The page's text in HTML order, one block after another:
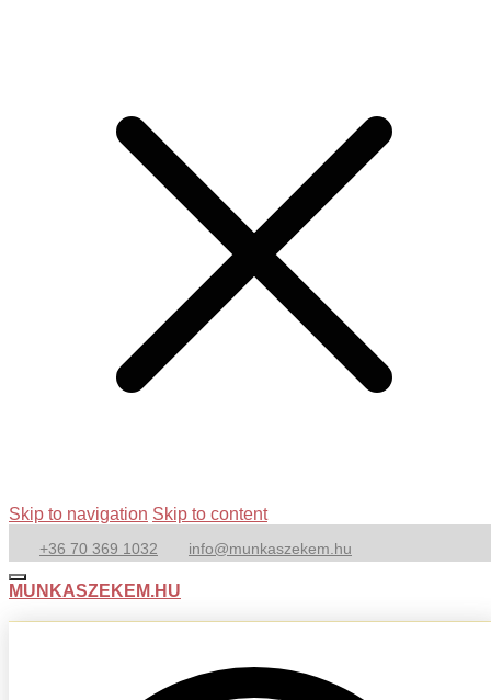
Skip to navigation Skip to content
+36 70 369 1032 info@munkaszekem.hu
MUNKASZEKEM.HU